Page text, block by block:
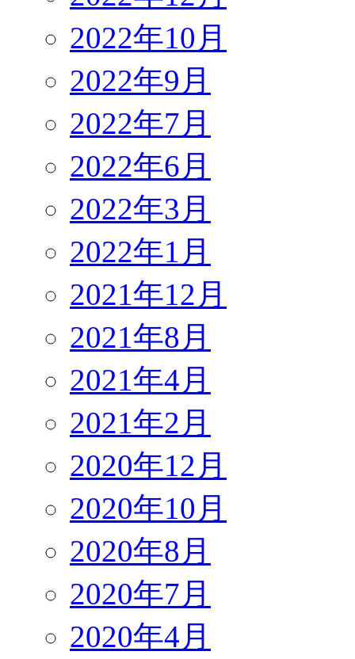
2022年10月
2022年9月
2022年7月
2022年6月
2022年3月
2022年1月
2021年12月
2021年8月
2021年4月
2021年2月
2020年12月
2020年10月
2020年8月
2020年7月
2020年4月